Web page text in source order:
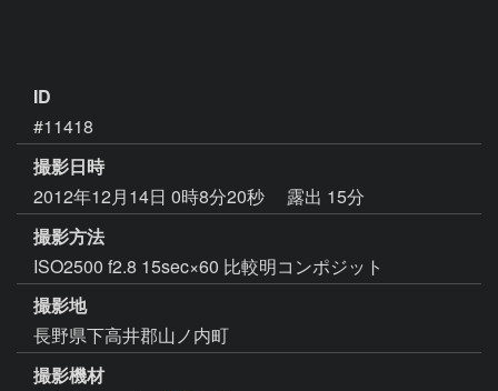
ID
#11418
撮影日時
2012年12月14日 0時8分20秒
露出 15分
撮影方法
ISO2500 f2.8 15sec×60 比較明コンポジット
撮影地
長野県下高井郡山ノ内町
撮影機材